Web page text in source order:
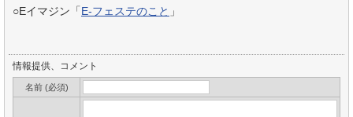
○Eイマジン「E-フェステのこと 」
情報提供、コメント
名前 (必須)